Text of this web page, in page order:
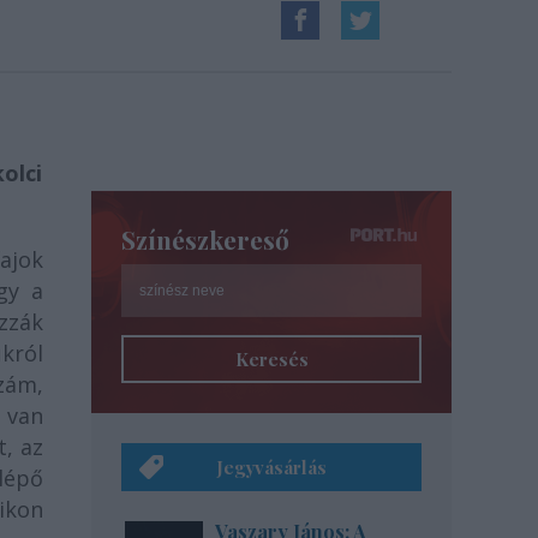
a
az
Színészkereső
Keresés
Jegyvásárlás
Vaszary János: A